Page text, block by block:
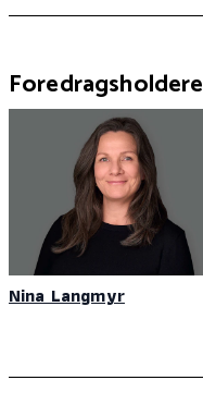
Foredragsholdere
Nina Langmyr